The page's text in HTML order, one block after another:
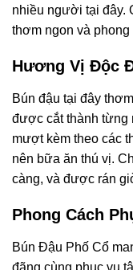
nhiều người tại đây.
thơm ngon và phong
Hương Vị Độc
Bún đậu tại đây
được cắt thành từng
mượt kèm theo các
nên bữa ăn thú vị.
càng, và được rán
Phong Cách
Bún Đậu Phố Cổ
đãng cùng phục vụ